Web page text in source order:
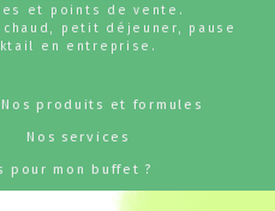
et points de vente.
chaud, petit déjeuner, pause
en entreprise.
Nos produits et formules
Nos services
pour mon buffet ?
?